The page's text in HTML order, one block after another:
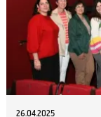
26.04.2025